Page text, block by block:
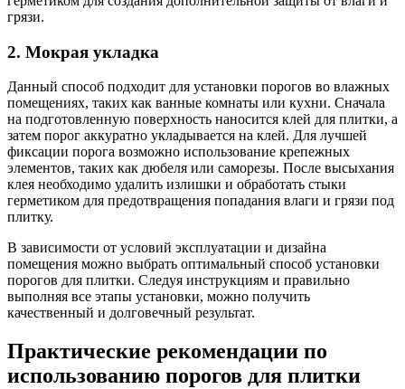
грязи.
2. Мокрая укладка
Данный способ подходит для установки порогов во влажных
помещениях, таких как ванные комнаты или кухни. Сначала
на подготовленную поверхность наносится клей для плитки, а
затем порог аккуратно укладывается на клей. Для лучшей
фиксации порога возможно использование крепежных
элементов, таких как дюбеля или саморезы. После высыхания
клея необходимо удалить излишки и обработать стыки
герметиком для предотвращения попадания влаги и грязи под
плитку.
В зависимости от условий эксплуатации и дизайна
помещения можно выбрать оптимальный способ установки
порогов для плитки. Следуя инструкциям и правильно
выполняя все этапы установки, можно получить
качественный и долговечный результат.
Практические рекомендации по
использованию порогов для плитки